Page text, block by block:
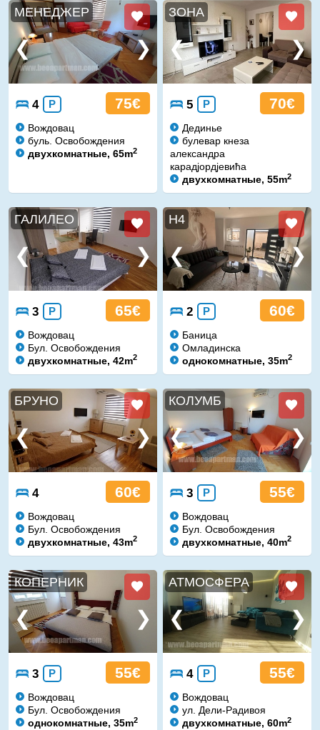
МЕНЕДЖЕР
4 P 75€
Вождовац
буль. Освобождения
двухкомнатные, 65m2
ЗОНА
5 P 70€
Дединье
булевар кнеза
александра
карадјордјевића
двухкомнатные, 55m2
ГАЛИЛЕО
3 P 65€
Вождовац
Бул. Освобождения
двухкомнатные, 42m2
Н4
2 P 60€
Баница
Омладинска
однокомнатные, 35m2
БРУНО
4 60€
Вождовац
Бул. Освобождения
двухкомнатные, 43m2
КОЛУМБ
3 P 55€
Вождовац
Бул. Освобождения
двухкомнатные, 40m2
КОПЕРНИК
3 P 55€
Вождовац
Бул. Освобождения
однокомнатные, 35m2
АТМОСФЕРА
4 P 55€
Вождовац
ул. Дели-Радивоя
двухкомнатные, 60m2